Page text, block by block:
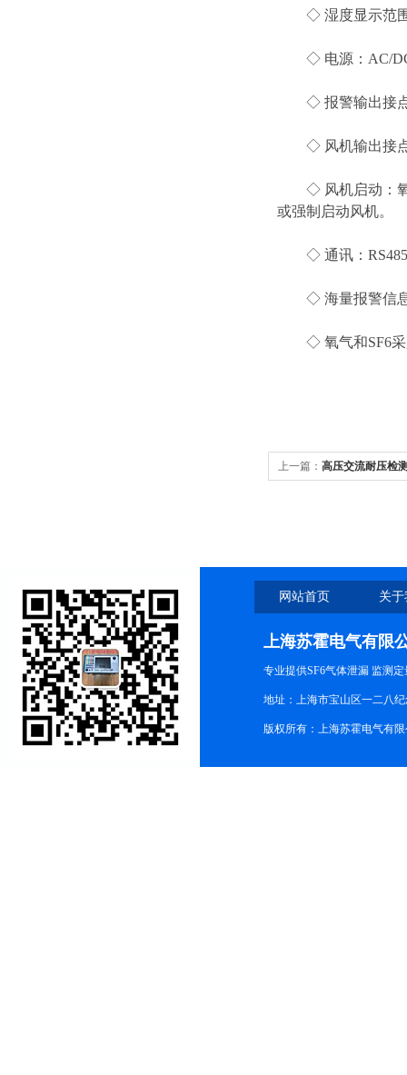
◇ 湿度显示范围
◇ 电源：AC/DC
◇ 报警输出接点
◇ 风机输出接点
◇ 风机启动：氧含
或强制启动风机。
◇ 通讯：RS485接
◇ 海量报警信息
◇ 氧气和SF6采
上一篇： 高压交流耐压检
网站首页 关
上海苏霍电气有限
专业提供SF6气体泄漏 监测
地址：上海市宝山区一二八纪
版权所有：上海苏霍电气有